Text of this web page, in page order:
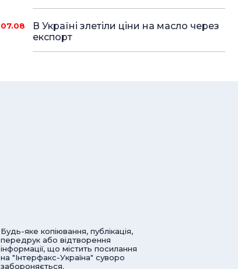
07.08
В Україні злетіли ціни на масло через
експорт
Будь-яке копіювання, публікація,
передрук або відтворення
інформації, що містить посилання
на "Інтерфакс-Україна" суворо
забороняється.